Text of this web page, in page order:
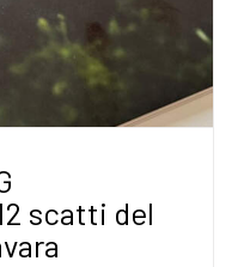
scatti del